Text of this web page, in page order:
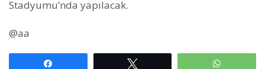
Stadyumu’nda yapılacak.
@aa